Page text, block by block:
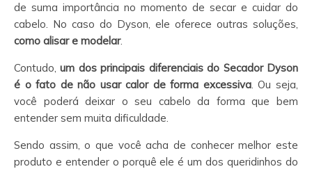
de suma importância no momento de secar e cuidar do
cabelo. No caso do Dyson, ele oferece outras soluções,
como alisar e modelar.
Contudo,um dos principais diferenciais do Secador Dyson
é o fato de não usar calor de forma excessiva. Ou seja,
você poderá deixar o seu cabelo da forma que bem
entender sem muita dificuldade.
Sendo assim, o que você acha de conhecer melhor este
produto e entender o porquê ele é um dos queridinhos do